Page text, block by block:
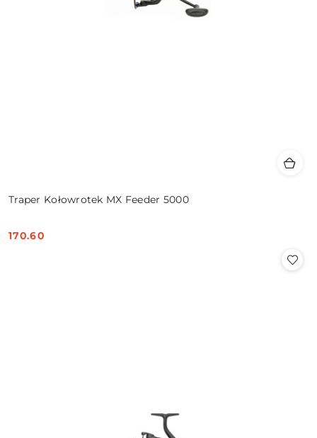
Traper Kołowrotek MX Feeder 5000
Cena:
170.60